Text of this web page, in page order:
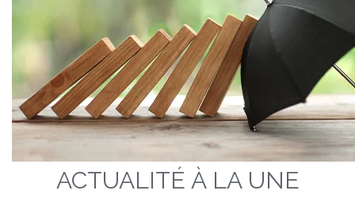
ACTUALITÉ À LA UNE